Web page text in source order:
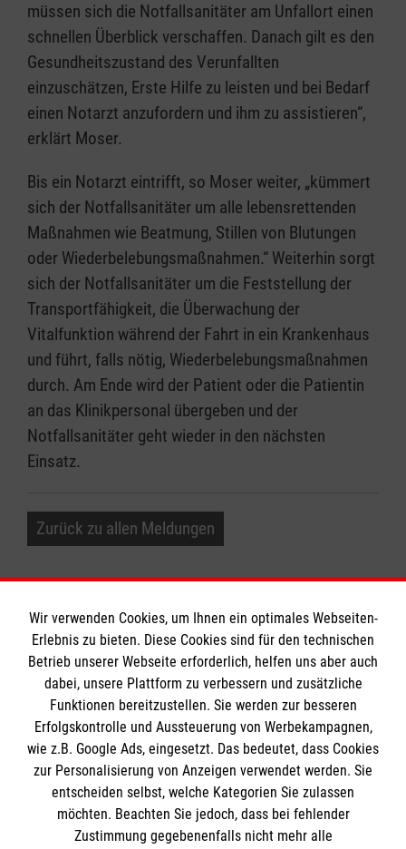
müssen sich die Notfallsanitäter am Unfallort einen
schnellen Überblick verschaffen. Danach gilt es den
Gesundheitszustand des Verunfallten
einzuschätzen, Erste Hilfe zu leisten und bei Bedarf
einen Notarzt anzufordern und ihm zu assistieren“,
erklärt Moser.
Bis ein Notarzt eintrifft, so Moser weiter, „kümmert
sich der Notfallsanitäter um alle lebensrettenden
Maßnahmen wie Beatmung, Stillen von Blutungen
oder Wiederbelebungsmaßnahmen.“ Weiterhin sorgt
sich der Notfallsanitäter um die Feststellung der
Transportfähigkeit, die Überwachung der
Vitalfunktion während der Fahrt in ein Krankenhaus
und führt, falls nötig, Wiederbelebungsmaßnahmen
durch. Am Ende wird der Patient oder die Patientin
an das Klinikpersonal übergeben und der
Notfallsanitäter geht wieder in den nächsten
Einsatz.
Zurück zu allen Meldungen
Informationen
Impressum
Datenschutz
Kontakt
Barrierefreiheit
Die Malteser
Malteser in Deutschland
Wir verwenden Cookies, um Ihnen ein optimales Webseiten-
Erlebnis zu bieten. Diese Cookies sind für den technischen
Betrieb unserer Webseite erforderlich, helfen uns aber auch
dabei, unsere Plattform zu verbessern und zusätzliche
Funktionen bereitzustellen. Sie werden zur besseren
Erfolgskontrolle und Aussteuerung von Werbekampagnen,
wie z.B. Google Ads, eingesetzt. Das bedeutet, dass Cookies
zur Personalisierung von Anzeigen verwendet werden. Sie
entscheiden selbst, welche Kategorien Sie zulassen
möchten. Beachten Sie jedoch, dass bei fehlender
Zustimmung gegebenenfalls nicht mehr alle